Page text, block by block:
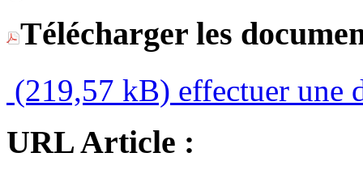
Télécharger les
(219,57 kB) effectuer une
URL Article :